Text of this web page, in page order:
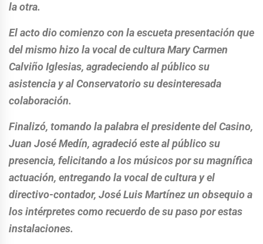
la otra.
El acto dio comienzo con la escueta presentación que
del mismo hizo la vocal de cultura Mary Carmen
Calviño Iglesias, agradeciendo al público su
asistencia y al Conservatorio su desinteresada
colaboración.
Finalizó, tomando la palabra el presidente del Casino,
Juan José Medín, agradeció este al público su
presencia, felicitando a los músicos por su magnífica
actuación, entregando la vocal de cultura y el
directivo-contador, José Luis Martínez un obsequio a
los intérpretes como recuerdo de su paso por estas
instalaciones.